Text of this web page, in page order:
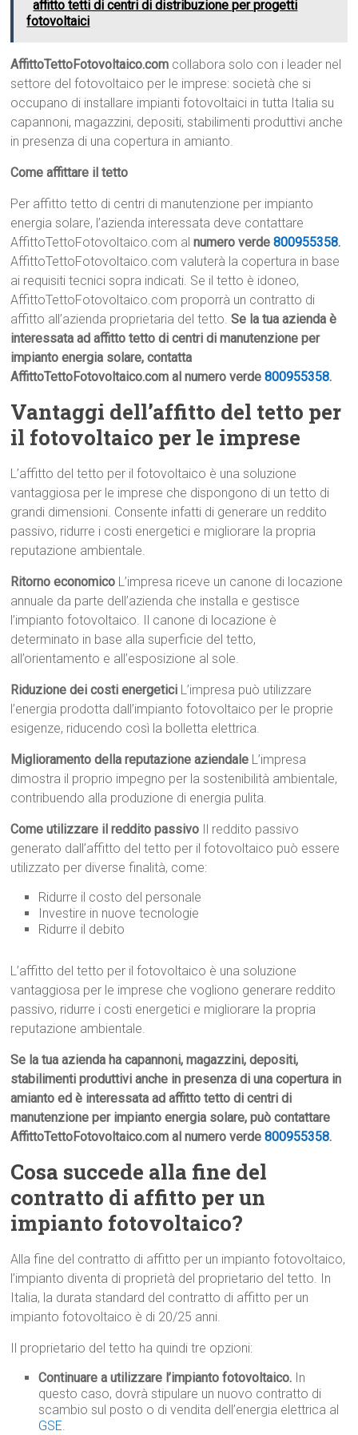
affitto tetti di centri di distribuzione per progetti
fotovoltaici
AffittoTettoFotovoltaico.com collabora solo con i leader nel
settore del fotovoltaico per le imprese: società che si
occupano di installare impianti fotovoltaici in tutta Italia su
capannoni, magazzini, depositi, stabilimenti produttivi anche
in presenza di una copertura in amianto.
Come affittare il tetto
Per affitto tetto di centri di manutenzione per impianto
energia solare, l’azienda interessata deve contattare
AffittoTettoFotovoltaico.com alnumero verde800955358.
AffittoTettoFotovoltaico.com valuterà la copertura in base
ai requisiti tecnici sopra indicati. Se il tetto è idoneo,
AffittoTettoFotovoltaico.com proporrà un contratto di
affitto all’azienda proprietaria del tetto.Se la tua azienda è
interessata ad affitto tetto di centri di manutenzione per
impianto energia solare, contatta
AffittoTettoFotovoltaico.com al numero verde800955358.
Vantaggi dell’affitto del tetto per
il fotovoltaico per le imprese
L’affitto del tetto per il fotovoltaico è una soluzione
vantaggiosa per le imprese che dispongono di un tetto di
grandi dimensioni. Consente infatti di generare un reddito
passivo, ridurre i costi energetici e migliorare la propria
reputazione ambientale.
Ritorno economico L’impresa riceve un canone di locazione
annuale da parte dell’azienda che installa e gestisce
l’impianto fotovoltaico. Il canone di locazione è
determinato in base alla superficie del tetto,
all’orientamento e all’esposizione al sole.
Riduzione dei costi energetici L’impresa può utilizzare
l’energia prodotta dall’impianto fotovoltaico per le proprie
esigenze, riducendo così la bolletta elettrica.
Miglioramento della reputazione aziendale L’impresa
dimostra il proprio impegno per la sostenibilità ambientale,
contribuendo alla produzione di energia pulita.
Come utilizzare il reddito passivo Il reddito passivo
generato dall’affitto del tetto per il fotovoltaico può essere
utilizzato per diverse finalità, come:
Ridurre il costo del personale
Investire in nuove tecnologie
Ridurre il debito
L’affitto del tetto per il fotovoltaico è una soluzione
vantaggiosa per le imprese che vogliono generare reddito
passivo, ridurre i costi energetici e migliorare la propria
reputazione ambientale.
Se la tua azienda ha capannoni, magazzini, depositi,
stabilimenti produttivi anche in presenza di una copertura in
amianto ed è interessata ad affitto tetto di centri di
manutenzione per impianto energia solare, può contattare
AffittoTettoFotovoltaico.com al numero verde800955358.
Cosa succede alla fine del
contratto di affitto per un
impianto fotovoltaico?
Alla fine del contratto di affitto per un impianto fotovoltaico,
l’impianto diventa di proprietà del proprietario del tetto. In
Italia, la durata standard del contratto di affitto per un
impianto fotovoltaico è di 20/25 anni.
Il proprietario del tetto ha quindi tre opzioni:
Continuare a utilizzare l’impianto fotovoltaico. In
questo caso, dovrà stipulare un nuovo contratto di
scambio sul posto o di vendita dell’energia elettrica al
GSE.